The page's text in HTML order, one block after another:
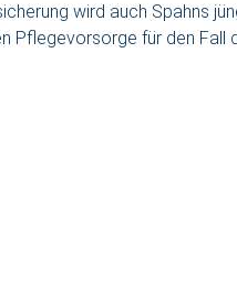
wird auch Spahns
Pflegevorsorge für den Fall